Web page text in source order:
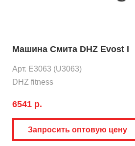
Машина Смита DHZ Evost I
Арт. E3063 (U3063)
DHZ fitness
6541 р.
Запросить оптовую цену